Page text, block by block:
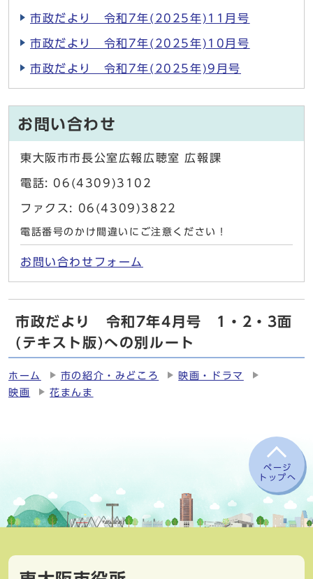
市政だより 令和7年(2025年)11月号
市政だより 令和7年(2025年)10月号
市政だより 令和7年(2025年)9月号
お問い合わせ
東大阪市市長公室広報広聴室 広報課
電話: 06(4309)3102
ファクス: 06(4309)3822
電話番号のかけ間違いにご注意ください！
お問い合わせフォーム
市政だより 令和7年4月号 1・2・3面
(テキスト版)への別ルート
ホーム 市の紹介・みどころ
映画・ドラマ
映画
花まんま
ページ
トップへ